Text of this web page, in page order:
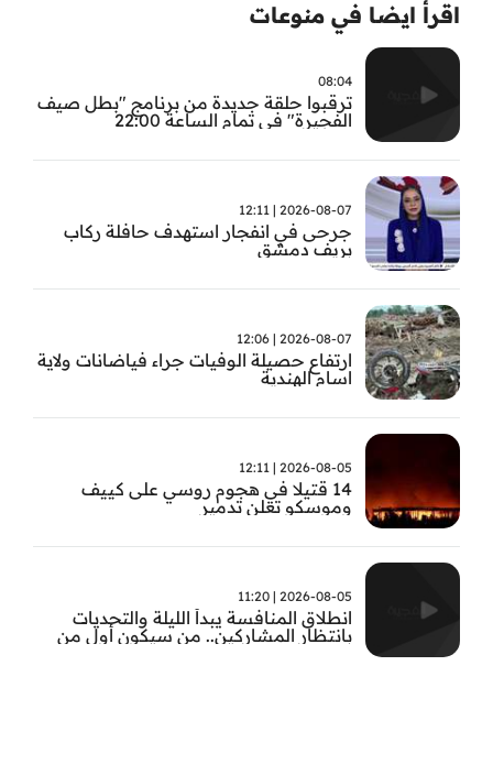
اقرأ ايضا في منوعات
08:04
ترقبوا حلقة جديدة من برنامج "بطل صيف
الفجيرة" في تمام الساعة 22:00
2026-08-07 | 12:11
جرحى في انفجار استهدف حافلة ركاب
بريف دمشق
2026-08-07 | 12:06
ارتفاع حصيلة الوفيات جراء فياضانات ولاية
اسام الهندية
2026-08-05 | 12:11
14 قتيلا في هجوم روسي على كييف
وموسكو تعلن تدمير
2026-08-05 | 11:20
انطلاق المنافسة يبدأ الليلة والتحديات
بانتظار المشاركين.. من سيكون أول من